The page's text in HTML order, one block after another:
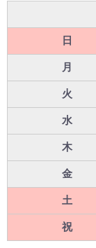
日
月
火
水
木
金
土
祝